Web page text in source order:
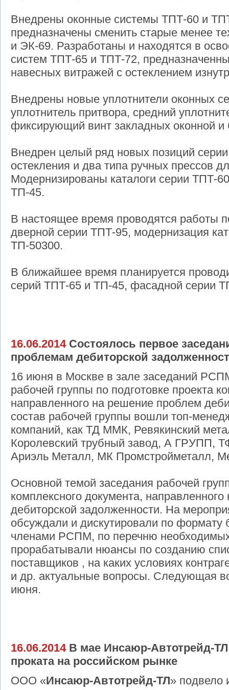
Внедрены оконные системы ТПТ-60 и
предназначены сменить старые менее
и ЭК-69. Разработаны и находятся в
систем ТПТ-65 и ТПТ-72,
навесных витражей с остеклением
Внедрены новые уплотнители оконных
уплотнитель притвора, средний
фиксирующий винт закладных оконной и
Внедрен целый ряд новых позиций
остекления и два типа ручных прессов
Модернизированы каталоги серии ТПТ-
ТП-45.
В настоящее время проводятся работы
дверной серии ТПТ-95, модернизация
ТП-50300.
В ближайшее время планируется
серий ТПТ-65 и ТП-45, фасадной серии
16.06.2014Состоялось первое
проблемам дебиторской
16 июня в Москве в зале заседаний
рабочей группы по подготовке проекта
направленного на решение проблем
состав рабочей группы вошли топ-
компаний, как ТД ММК, Ревякинский
Королевский трубный завод, А ГРУПП,
Ариэль Металл, МК Промстройметалл,
Основной темой заседания рабочей
комплексного документа,
дебиторской задолженности. На
обсуждали и дискутировали по
членами РСПМ, по перечню
прорабатывали нюансы по созданию
поставщиков , на каких условиях
и др. актуальные вопросы. Следующая
июня.
16.06.2014В мае Инсаюр-Автотрейд-ТЛ
проката на российском рынке
ООО «Инсаюр-Автотрейд-ТЛ» подвело